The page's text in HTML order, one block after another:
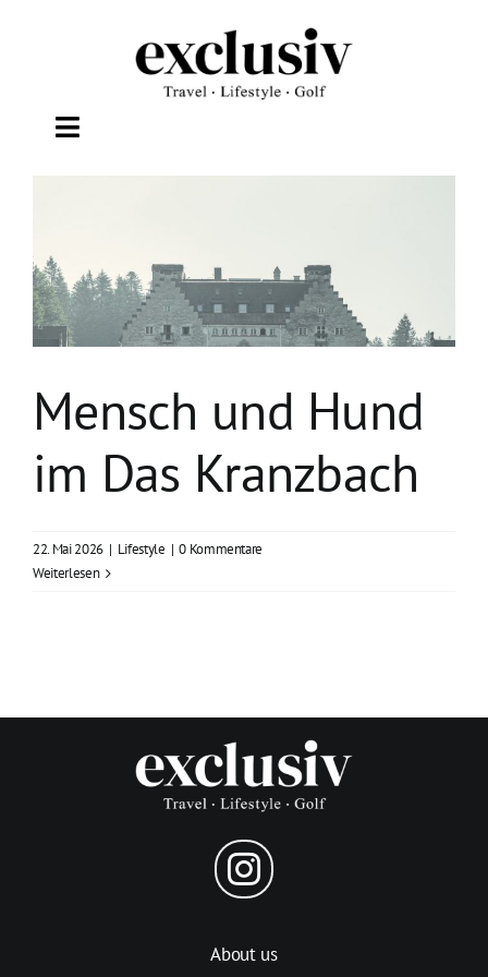
Toggle
Navigation
LIFESTYLE
WELLNESS
GOLF
Mensch und Hund
im Das Kranzbach
22. Mai 2026 | Lifestyle | 0 Kommentare
Weiterlesen
About us